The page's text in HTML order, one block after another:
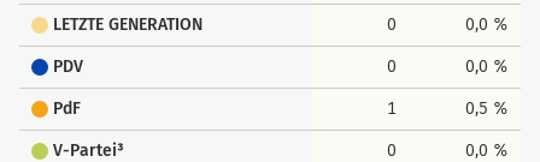
LETZTE GENERATION 0 0,0 %
PDV 0 0,0 %
PdF 1 0,5 %
V-Partei³ 0 0,0 %